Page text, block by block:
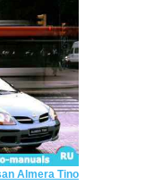
Almera Tino